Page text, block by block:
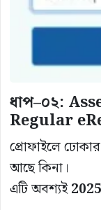
ধাপ–০২:
Regular
প্রোফাইলে
আছে কিনা।
এটি অবশ্যই